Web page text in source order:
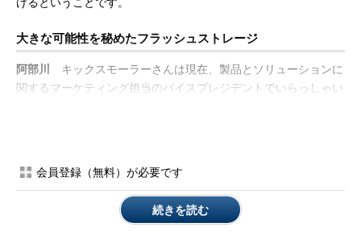
大きな可能性を秘めたフラッシュストレージ
阿部川
キックスモーラーさんは現在、製品とソリューションに
関するマーケティング担当のバイスプレジデントでいらっしゃい
「フラッシュメモリが優れた技術であり、これが当然次の世代を
担うテクノロジーであることを皆さんに理解してもらう」ことで
した。それがようやく市場にも浸透してきたのだと思います。と
会員登録（無料）が必要です
続きを読む